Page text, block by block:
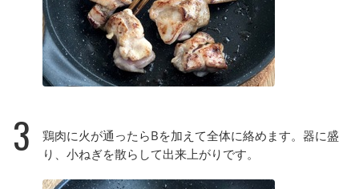
3
鶏肉に火が通ったらBを加えて全体に絡めます。器に盛
り、小ねぎを散らして出来上がりです。